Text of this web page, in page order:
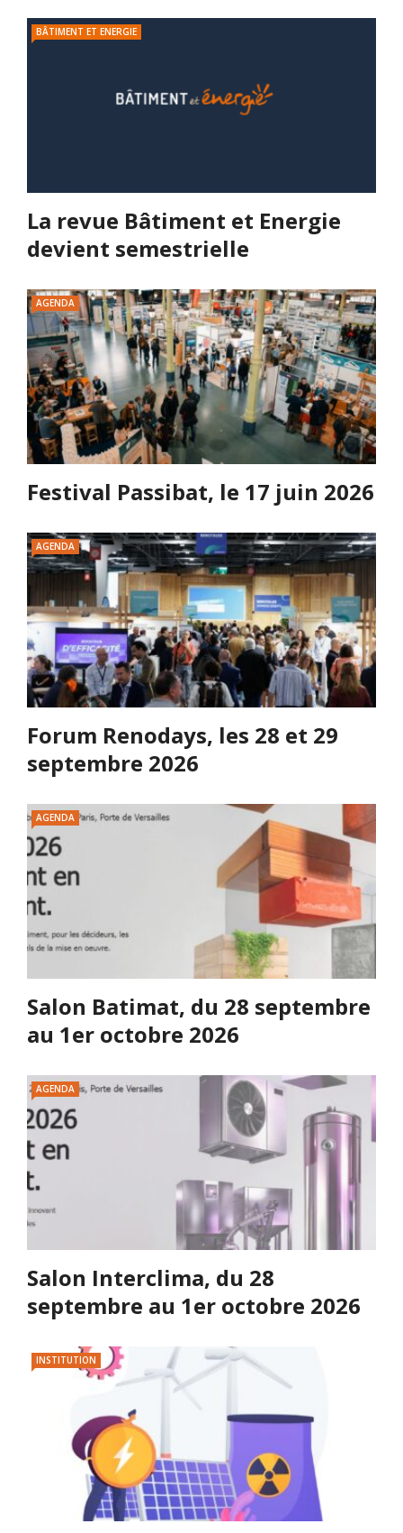
BÂTIMENT ET ENERGIE
La revue Bâtiment et Energie
devient semestrielle
AGENDA
Festival Passibat, le 17 juin 2026
AGENDA
Forum Renodays, les 28 et 29
septembre 2026
AGENDA
Salon Batimat, du 28 septembre
au 1er octobre 2026
AGENDA
Salon Interclima, du 28
septembre au 1er octobre 2026
INSTITUTION